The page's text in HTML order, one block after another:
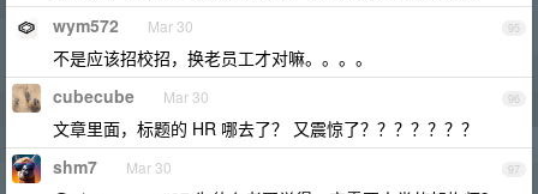
95
wym572 Mar 30
不是应该招校招，换老员工才对嘛。。。。
96
cubecube Mar 30
文章里面，标题的 HR 哪去了？ 又震惊了？？？？？？？
97
shm7 Mar 30